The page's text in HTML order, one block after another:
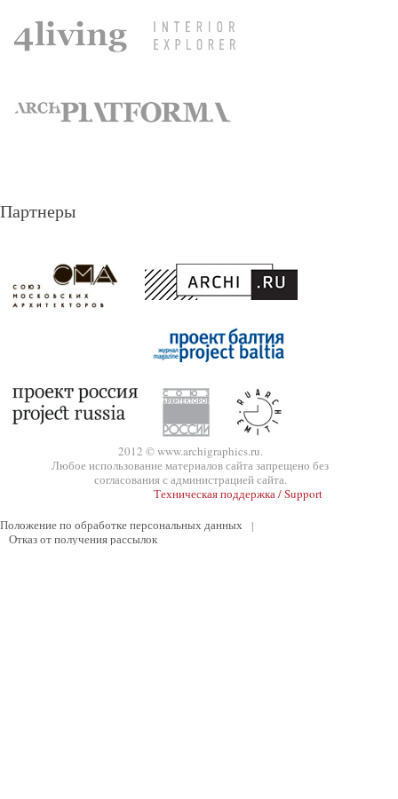
Партнеры
2012 © www.archigraphics.ru.
Любое использование материалов сайта запрещено без
согласования с администрацией сайта.
Техническая поддержка / Support
Положение по обработке персональных данных
|
Отказ от получения рассылок